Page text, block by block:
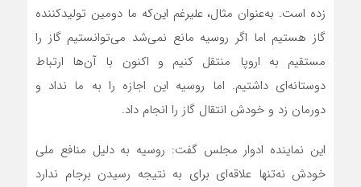
زده است. به‌عنوان مثال، علی‏رغم این‌که ما دومین تولیدکننده
گاز هستیم اما اگر روسیه مانع نمی‌شد می‌توانستیم گاز را
مستقیم به اروپا منتقل کنیم و اکنون با آن‌ها ارتباط
دوستانه‌ای داشتیم. اما روسیه این اجازه را به ما نداد و
دورمان زد و خودش انتقال گاز را انجام داد.
این نماینده ادوار مجلس گفت: روسیه به دلیل منافع ملی
خودش نه‌تنها علاقه‌ای برای به نتیجه رسیدن برجام ندارد